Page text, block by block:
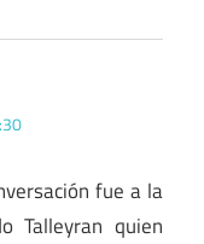
fue a la
Talleyran quien